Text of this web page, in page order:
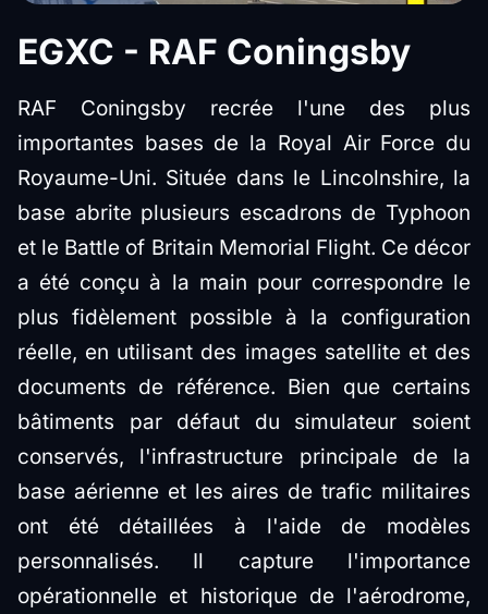
EGXC - RAF Coningsby
RAF Coningsby recrée l'une des plus
importantes bases de la Royal Air Force du
Royaume-Uni. Située dans le Lincolnshire, la
base abrite plusieurs escadrons de Typhoon
et le Battle of Britain Memorial Flight. Ce décor
a été conçu à la main pour correspondre le
plus fidèlement possible à la configuration
réelle, en utilisant des images satellite et des
documents de référence. Bien que certains
bâtiments par défaut du simulateur soient
conservés, l'infrastructure principale de la
base aérienne et les aires de trafic militaires
ont été détaillées à l'aide de modèles
personnalisés. Il capture l'importance
opérationnelle et historique de l'aérodrome,